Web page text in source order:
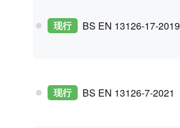
现行 BS EN 13126-17-2019
现行 BS EN 13126-7-2021